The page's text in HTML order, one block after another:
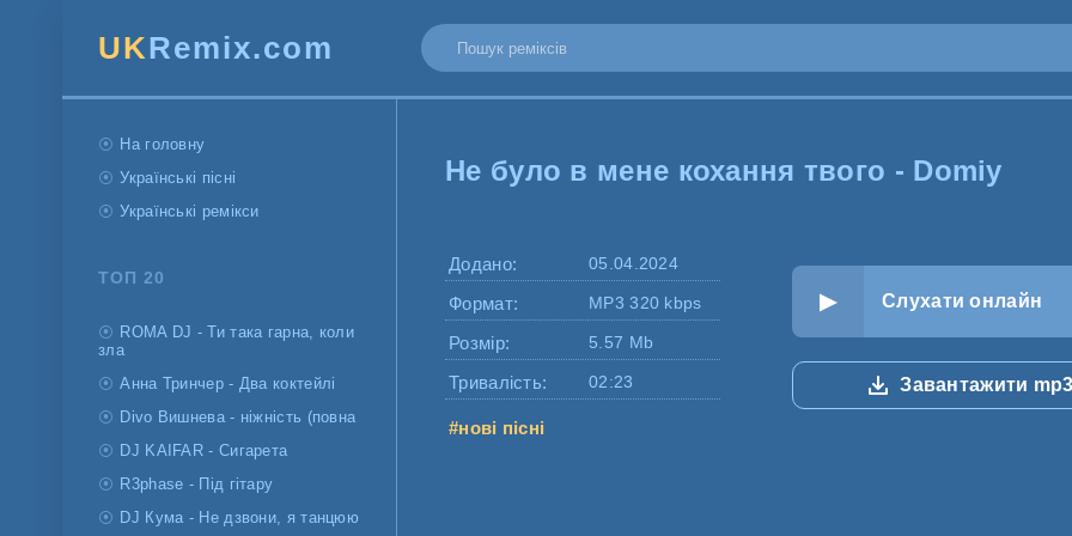
UKRemix.com
На головну
Українські пісні
Українські ремікси
ТОП 20
ROMA DJ - Ти така гарна, коли
зла
Анна Тринчер - Два коктейлі
Divo Вишнева - ніжність (повна
DJ KAIFAR - Сигарета
R3phase - Під гітару
DJ Кума - Не дзвони, я танцюю
Не було в мене кохання твого - Domiy
Додано: 05.04.2024
Формат: MP3 320 kbps
Розмір: 5.57 Mb
Тривалість: 02:23
#нові пісні
Слухати онлайн
Завантажити